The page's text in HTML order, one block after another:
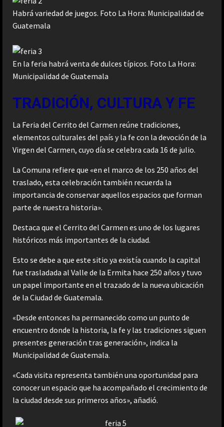
Habrá variedad de juegos. Foto La Hora: Municipalidad de
Guatemala
En la feria habrá venta de dulces típicos. Foto La Hora:
Municipalidad de Guatemala
TRADICIÓN, CULTURA Y FE
La Feria del Cerrito del Carmen reúne tradiciones,
elementos culturales del país y la fe con la devoción de la
Virgen del Carmen, cuyo día se celebra cada 16 de julio.
La Comuna refiere que «en el marco de los 250 años del
traslado, esta celebración también recuerda la
importancia de conservar aquellos espacios que forman
parte de nuestra historia».
Destaca que el Cerrito del Carmen es uno de los lugares
históricos más importantes de la ciudad.
Esto se debe a que este sitio ya existía cuando la capital
fue trasladada al Valle de la Ermita hace 250 años y tuvo
un papel importante en el trazado de la nueva ubicación
de la Ciudad de Guatemala.
«Desde entonces ha permanecido como un punto de
encuentro donde la historia, la fe y las tradiciones siguen
presentes generación tras generación», indica la
Municipalidad de Guatemala.
«Cada visita representa también una oportunidad para
conocer un espacio que ha acompañado el crecimiento de
la ciudad desde sus primeros años», añadió.